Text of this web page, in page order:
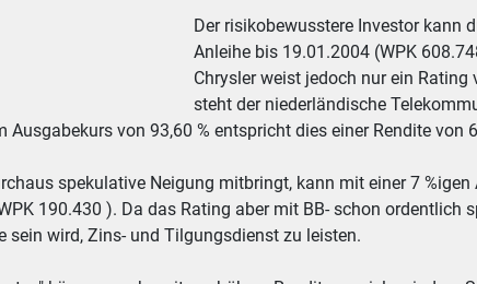
Der risikobewusstere Investor kann
Anleihe bis 19.01.2004 (WPK
Chrysler weist jedoch nur ein
steht der niederländische
Ausgabekurs von 93,60 % entspricht dies einer Rendite von
spekulative Neigung mitbringt, kann mit einer 7
190.430 ). Da das Rating aber mit BB- schon
sein wird, Zins- und Tilgungsdienst zu leisten.